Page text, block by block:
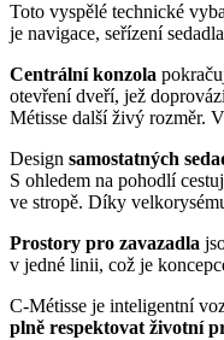
Toto vyspělé technické
je navigace, seřízení
Centrální konzola
otevření dveří, jež
Métisse další živý rozměr.
Design samostatných
S ohledem na pohodlí
ve stropě. Díky
Prostory pro zavazadla
v jedné linii, což je
C-Métisse je inteligentní
plně respektovat životní